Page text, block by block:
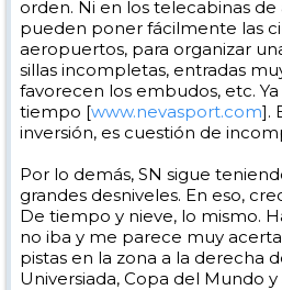
orden. Ni en los telecabinas de
pueden poner fácilmente las
aeropuertos, para organizar
sillas incompletas, entradas
favorecen los embudos, etc.
tiempo [www.nevasport.com].
inversión, es cuestión de
Por lo demás, SN sigue
grandes desniveles. En eso,
De tiempo y nieve, lo mismo.
no iba y me parece muy
pistas en la zona a la derecha
Universiada, Copa del Mundo y